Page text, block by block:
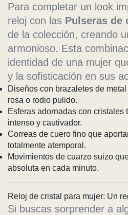
Para completar un look
reloj con las Pulseras de
de la colección, creando
armonioso. Esta
identidad de una mujer
y la sofisticación en sus
Diseños con brazaletes de
rosa o rodio pulido.
Esferas adornadas con cristales
intenso y cautivador.
Correas de cuero fino que
totalmente atemporal.
Movimientos de cuarzo suizo
absoluta en cada minuto.
Reloj de cristal para mujer: Un
Si buscas sorprender a